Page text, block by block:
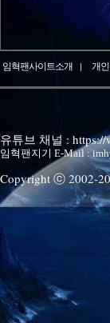
임혁팬사이트소개 개
유튜브 채널 :
임혁팬지기 E-Mail :
Copyright ⓒ 2002-